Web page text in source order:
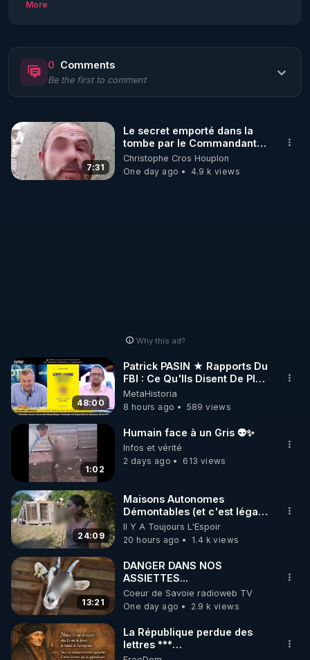
https://www.rgnr.fr/presentation.html
🌱 LE MAGAZINE RÉGÉNÈRE
🌱 LA BOUTIQUE DU MAGAZINE
Pour obtenir les anciens numéros que vous avez
🌱 INSTAGRAM
https://www.instagram.com/rdlr_thierrycasasnovas/
http://rgnr.li/instagram
🌱 LA NEWSLETTER
Pour ne pas rater l’actualité RGNR (stages,
http://rgnr.li/news
🌱 VIDÉOS NON CENSURÉES SUR ODYSEE
Toutes les vidéos Youtube sont aussi sur la
http://rgnr.li/odysee
🌱 LES STAGES EN PRÉSENTIEL
More
0 Comments
Be the first to comment
7:31
Le secret emporté dans la
tombe par le Commandant
Cousteau le 25 juin 1997
Christophe Cros Houplon
One day ago
4.9 k views
Why this ad?
48:00
Patrick PASIN ★ Rapports Du
FBI : Ce Qu'Ils Disent De Plus
Grave Sur Hitler
MetaHistoria
8 hours ago
589 views
1:02
Humain face à un Gris 👽✨
Infos et vérité
2 days ago
613 views
24:09
Maisons Autonomes
Démontables (et c'est légal).
Visite éco village en
Bretagne
Il Y A Toujours L'Espoir
20 hours ago
1.4 k views
13:21
DANGER DANS NOS
ASSIETTES...
Coeur de Savoie radioweb TV
One day ago
2.9 k views
La République perdue des
lettres ***
https://www.aubedigitale.com/la-